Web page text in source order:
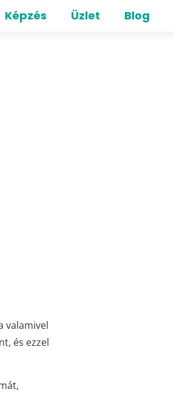
Képzés Üzlet Blog
valamivel
és ezzel